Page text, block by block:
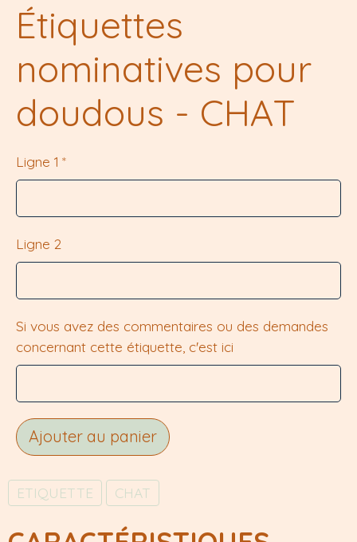
Étiquettes
nominatives pour
doudous - CHAT
Ligne 1
Ligne 2
Si vous avez des commentaires ou des demandes
concernant cette étiquette, c'est ici
Ajouter au panier
ETIQUETTE CHAT